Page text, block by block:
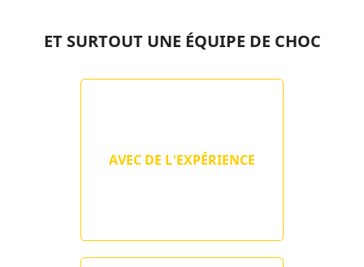
ET SURTOUT UNE ÉQUIPE DE CHOC
AVEC DE L'EXPÉRIENCE